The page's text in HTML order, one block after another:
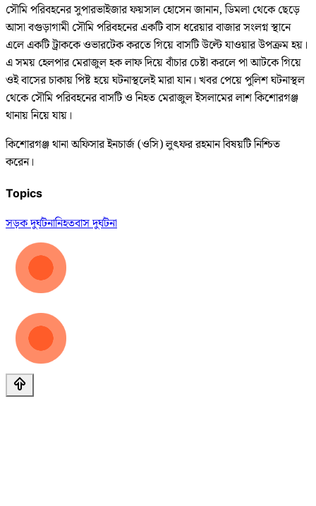
সৌমি পরিবহনের সুপারভাইজার ফয়সাল হোসেন জানান, ডিমলা থেকে ছেড়ে
আসা বগুড়াগামী সৌমি পরিবহনের একটি বাস ধরেয়ার বাজার সংলগ্ন স্থানে
এলে একটি ট্রাককে ওভারটেক করতে গিয়ে বাসটি উল্টে যাওয়ার উপক্রম হয়।
এ সময় হেলপার মেরাজুল হক লাফ দিয়ে বাঁচার চেষ্টা করলে পা আটকে গিয়ে
ওই বাসের চাকায় পিষ্ট হয়ে ঘটনাস্থলেই মারা যান। খবর পেয়ে পুলিশ ঘটনাস্থল
থেকে সৌমি পরিবহনের বাসটি ও নিহত মেরাজুল ইসলামের লাশ কিশোরগঞ্জ
থানায় নিয়ে যায়।
কিশোরগঞ্জ থানা অফিসার ইনচার্জ (ওসি) লুৎফর রহমান বিষয়টি নিশ্চিত
করেন।
Topics
সড়ক দুর্ঘটনানিহতবাস দুর্ঘটনা